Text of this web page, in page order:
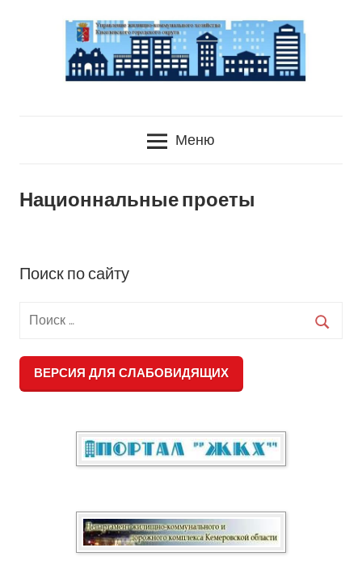
содержанию
коммунального
Киселевского
городского
округа
Меню
Национнальные проеты
Поиск по сайту
ВЕРСИЯ ДЛЯ СЛАБОВИДЯЩИХ